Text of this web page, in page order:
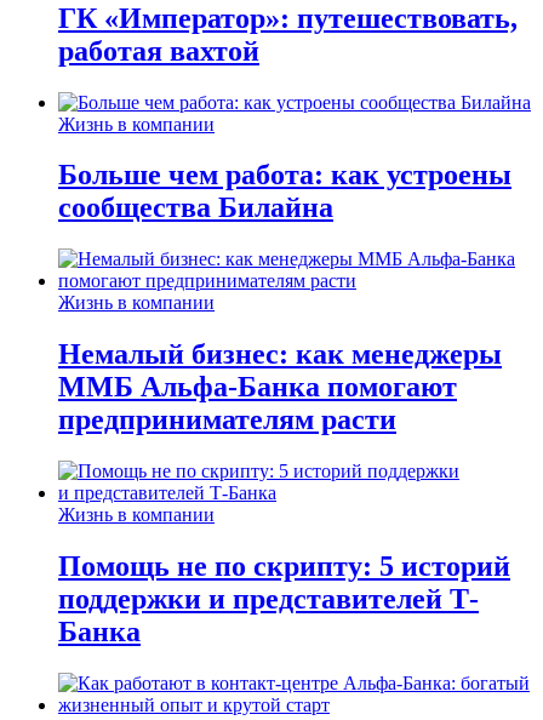
ГК «Император»: путешествовать,
работая вахтой
Жизнь в компании
Больше чем работа: как устроены
сообщества Билайна
Жизнь в компании
Немалый бизнес: как менеджеры
ММБ Альфа-Банка помогают
предпринимателям расти
Жизнь в компании
Помощь не по скрипту: 5 историй
поддержки и представителей Т-
Банка